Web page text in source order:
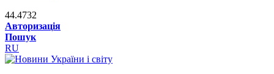
44.4732
Авторизація
Пошук
RU